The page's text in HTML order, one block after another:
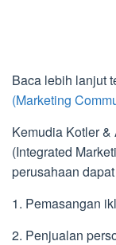
Baca lebih lanjut
(Marketing
Kemudia Kotler
(Integrated
perusahaan
1. Pemasangan
2. Penjualan